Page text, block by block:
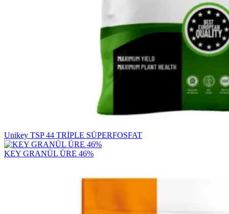
Unikey TSP 44 TRİPLE SÜPERFOSFAT
KEY GRANÜL ÜRE 46%